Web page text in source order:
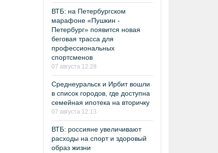
ВТБ: на Петербургском
марафоне «Пушкин -
Петербург» появится новая
беговая трасса для
профессиональных
спортсменов
07 августа 12:28
Среднеуральск и Ирбит вошли
в список городов, где доступна
семейная ипотека на вторичку
07 августа 12:13
ВТБ: россияне увеличивают
расходы на спорт и здоровый
образ жизни